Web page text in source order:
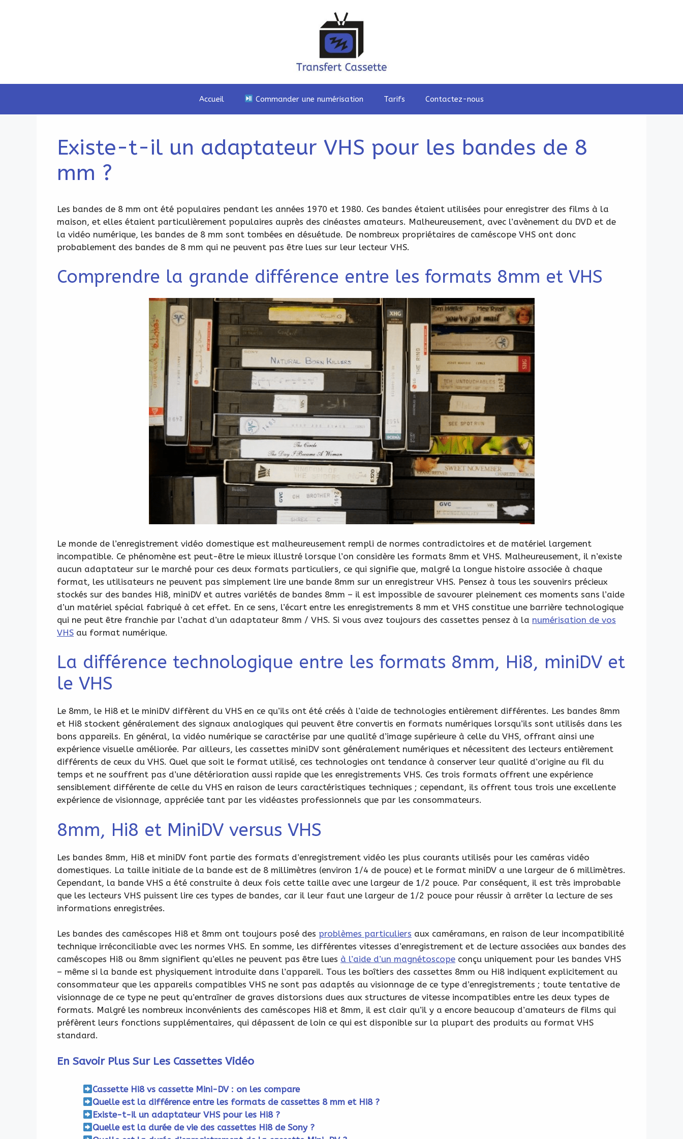
Accueil Commander une numérisation Tarifs Contactez-nous
Existe-t-il un adaptateur VHS pour les bandes de 8
mm ?
Les bandes de 8 mm ont été populaires pendant les années 1970 et 1980. Ces bandes étaient utilisées pour enregistrer des films à la
maison, et elles étaient particulièrement populaires auprès des cinéastes amateurs. Malheureusement, avec l’avènement du DVD et de
la vidéo numérique, les bandes de 8 mm sont tombées en désuétude. De nombreux propriétaires de caméscope VHS ont donc
probablement des bandes de 8 mm qui ne peuvent pas être lues sur leur lecteur VHS.
Comprendre la grande différence entre les formats 8mm et VHS
Le monde de l’enregistrement vidéo domestique est malheureusement rempli de normes contradictoires et de matériel largement
incompatible. Ce phénomène est peut-être le mieux illustré lorsque l’on considère les formats 8mm et VHS. Malheureusement, il n’existe
aucun adaptateur sur le marché pour ces deux formats particuliers, ce qui signifie que, malgré la longue histoire associée à chaque
format, les utilisateurs ne peuvent pas simplement lire une bande 8mm sur un enregistreur VHS. Pensez à tous les souvenirs précieux
stockés sur des bandes Hi8, miniDV et autres variétés de bandes 8mm – il est impossible de savourer pleinement ces moments sans l’aide
d’un matériel spécial fabriqué à cet effet. En ce sens, l’écart entre les enregistrements 8 mm et VHS constitue une barrière technologique
qui ne peut être franchie par l’achat d’un adaptateur 8mm / VHS. Si vous avez toujours des cassettes pensez à la numérisation de vos
VHS au format numérique.
La différence technologique entre les formats 8mm, Hi8, miniDV et
le VHS
Le 8mm, le Hi8 et le miniDV diffèrent du VHS en ce qu’ils ont été créés à l’aide de technologies entièrement différentes. Les bandes 8mm
et Hi8 stockent généralement des signaux analogiques qui peuvent être convertis en formats numériques lorsqu’ils sont utilisés dans les
bons appareils. En général, la vidéo numérique se caractérise par une qualité d’image supérieure à celle du VHS, offrant ainsi une
expérience visuelle améliorée. Par ailleurs, les cassettes miniDV sont généralement numériques et nécessitent des lecteurs entièrement
différents de ceux du VHS. Quel que soit le format utilisé, ces technologies ont tendance à conserver leur qualité d’origine au fil du
temps et ne souffrent pas d’une détérioration aussi rapide que les enregistrements VHS. Ces trois formats offrent une expérience
sensiblement différente de celle du VHS en raison de leurs caractéristiques techniques ; cependant, ils offrent tous trois une excellente
expérience de visionnage, appréciée tant par les vidéastes professionnels que par les consommateurs.
8mm, Hi8 et MiniDV versus VHS
Les bandes 8mm, Hi8 et miniDV font partie des formats d’enregistrement vidéo les plus courants utilisés pour les caméras vidéo
domestiques. La taille initiale de la bande est de 8 millimètres (environ 1/4 de pouce) et le format miniDV a une largeur de 6 millimètres.
Cependant, la bande VHS a été construite à deux fois cette taille avec une largeur de 1/2 pouce. Par conséquent, il est très improbable
que les lecteurs VHS puissent lire ces types de bandes, car il leur faut une largeur de 1/2 pouce pour réussir à arrêter la lecture de ses
informations enregistrées.
Les bandes des caméscopes Hi8 et 8mm ont toujours posé des problèmes particuliers aux caméramans, en raison de leur incompatibilité
technique irréconciliable avec les normes VHS. En somme, les différentes vitesses d’enregistrement et de lecture associées aux bandes des
caméscopes Hi8 ou 8mm signifient qu’elles ne peuvent pas être lues à l’aide d’un magnétoscope conçu uniquement pour les bandes VHS
– même si la bande est physiquement introduite dans l’appareil. Tous les boîtiers des cassettes 8mm ou Hi8 indiquent explicitement au
consommateur que les appareils compatibles VHS ne sont pas adaptés au visionnage de ce type d’enregistrements ; toute tentative de
visionnage de ce type ne peut qu’entraîner de graves distorsions dues aux structures de vitesse incompatibles entre les deux types de
formats. Malgré les nombreux inconvénients des caméscopes Hi8 et 8mm, il est clair qu’il y a encore beaucoup d’amateurs de films qui
préfèrent leurs fonctions supplémentaires, qui dépassent de loin ce qui est disponible sur la plupart des produits au format VHS
standard.
En Savoir Plus Sur Les Cassettes Vidéo
Cassette Hi8 vs cassette Mini-DV : on les compare
Quelle est la différence entre les formats de cassettes 8 mm et Hi8 ?
Existe-t-il un adaptateur VHS pour les Hi8 ?
Quelle est la durée de vie des cassettes Hi8 de Sony ?